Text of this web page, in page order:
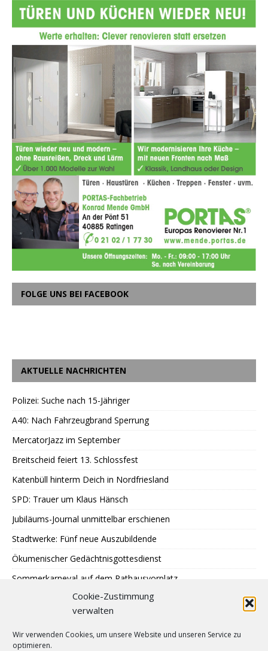
Cookie-Zustimmung
verwalten
Wir verwenden Cookies, um unsere Website und unseren Service zu
optimieren.
FOLGE UNS BEI FACEBOOK
AKTUELLE NACHRICHTEN
Polizei: Suche nach 15-Jähriger
A40: Nach Fahrzeugbrand Sperrung
MercatorJazz im September
Breitscheid feiert 13. Schlossfest
Katenbüll hinterm Deich in Nordfriesland
SPD: Trauer um Klaus Hänsch
Jubiläums-Journal unmittelbar erschienen
Stadtwerke: Fünf neue Auszubildende
Ökumenischer Gedächtnisgottesdienst
Sommerkarneval auf dem Rathausvorplatz
LAUT Finissage im Kunstbüdchen
Treffen Sternenkinder-Ratingen
SPD: Besuch bei Johann + Wittmer